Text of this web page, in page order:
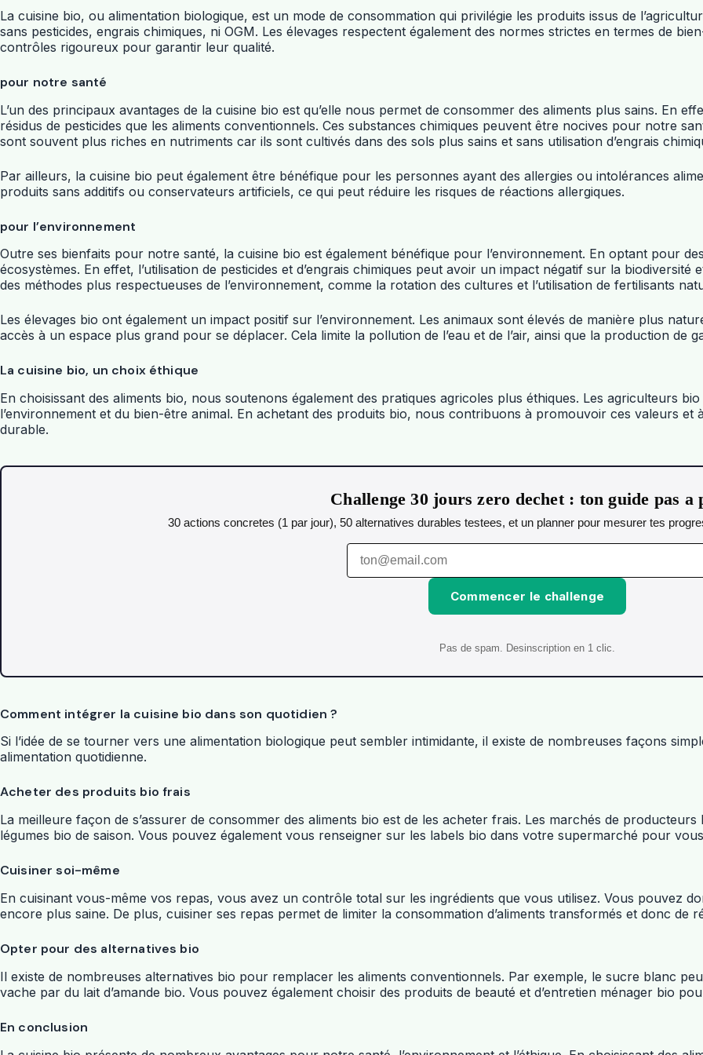
La cuisine bio, ou alimentation biologique, est un mode de consommation qui privilégie les produits issus de
sans pesticides, engrais chimiques, ni OGM. Les élevages respectent également des normes strictes en termes de
contrôles rigoureux pour garantir leur qualité.
pour notre santé
L’un des principaux avantages de la cuisine bio est qu’elle nous permet de consommer des aliments plus sains. En
résidus de pesticides que les aliments conventionnels. Ces substances chimiques peuvent être nocives pour notre
sont souvent plus riches en nutriments car ils sont cultivés dans des sols plus sains et sans utilisation d’engrais
Par ailleurs, la cuisine bio peut également être bénéfique pour les personnes ayant des allergies ou intolérances
produits sans additifs ou conservateurs artificiels, ce qui peut réduire les risques de réactions allergiques.
pour l’environnement
Outre ses bienfaits pour notre santé, la cuisine bio est également bénéfique pour l’environnement. En optant pour
écosystèmes. En effet, l’utilisation de pesticides et d’engrais chimiques peut avoir un impact négatif sur la biodiversité
des méthodes plus respectueuses de l’environnement, comme la rotation des cultures et l’utilisation de fertilisants
Les élevages bio ont également un impact positif sur l’environnement. Les animaux sont élevés de manière plus
accès à un espace plus grand pour se déplacer. Cela limite la pollution de l’eau et de l’air, ainsi que la production de
La cuisine bio, un choix éthique
En choisissant des aliments bio, nous soutenons également des pratiques agricoles plus éthiques. Les agriculteurs
l’environnement et du bien-être animal. En achetant des produits bio, nous contribuons à promouvoir ces valeurs
durable.
Challenge 30 jours zero dechet : ton guide pas a
30 actions concretes (1 par jour), 50 alternatives durables testees, et un planner pour mesurer tes
Commencer le challenge
Pas de spam. Desinscription en 1 clic.
Comment intégrer la cuisine bio dans son quotidien ?
Si l’idée de se tourner vers une alimentation biologique peut sembler intimidante, il existe de nombreuses façons
alimentation quotidienne.
Acheter des produits bio frais
La meilleure façon de s’assurer de consommer des aliments bio est de les acheter frais. Les marchés de
légumes bio de saison. Vous pouvez également vous renseigner sur les labels bio dans votre supermarché pour
Cuisiner soi-même
En cuisinant vous-même vos repas, vous avez un contrôle total sur les ingrédients que vous utilisez. Vous pouvez
encore plus saine. De plus, cuisiner ses repas permet de limiter la consommation d’aliments transformés et donc de
Opter pour des alternatives bio
Il existe de nombreuses alternatives bio pour remplacer les aliments conventionnels. Par exemple, le sucre blanc
vache par du lait d’amande bio. Vous pouvez également choisir des produits de beauté et d’entretien ménager bio
En conclusion